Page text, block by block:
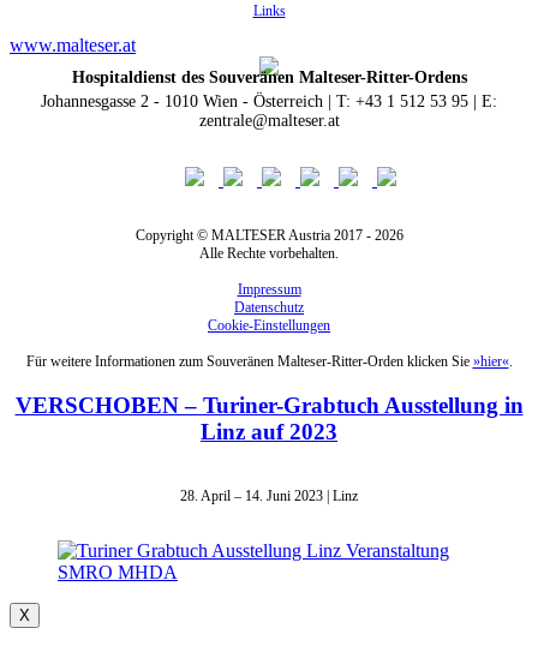
Links
www.malteser.at
Hospitaldienst des Souveränen Malteser-Ritter-Ordens
Johannesgasse 2 - 1010 Wien - Österreich | T: +43 1 512 53 95 | E:
zentrale@malteser.at
Copyright © MALTESER Austria 2017 - 2026
Alle Rechte vorbehalten.
Impressum
Datenschutz
Cookie-Einstellungen
Für weitere Informationen zum Souveränen Malteser-Ritter-Orden klicken Sie »hier«.
VERSCHOBEN – Turiner-Grabtuch Ausstellung in
Linz auf 2023
28. April – 14. Juni 2023 | Linz
X